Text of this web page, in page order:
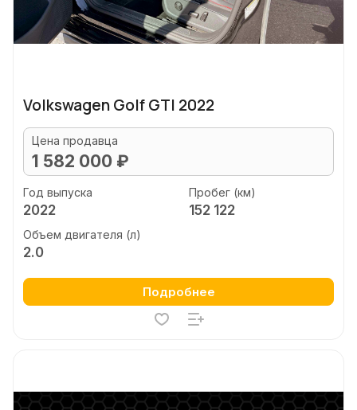
Volkswagen Golf GTI 2022
Цена продавца
1 582 000 ₽
Год выпуска
2022
Пробег (км)
152 122
Объем двигателя (л)
2.0
Подробнее